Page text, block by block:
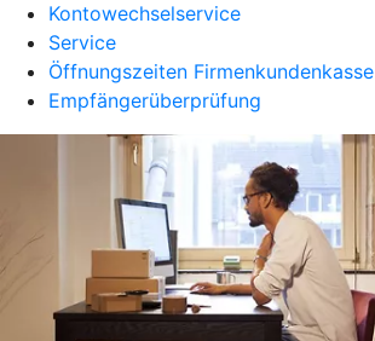
Kontowechselservice
Service
Öffnungszeiten Firmenkundenkasse
Empfängerüberprüfung